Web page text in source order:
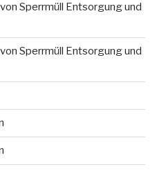
Sperrmüll Entsorgung und
Sperrmüll Entsorgung und